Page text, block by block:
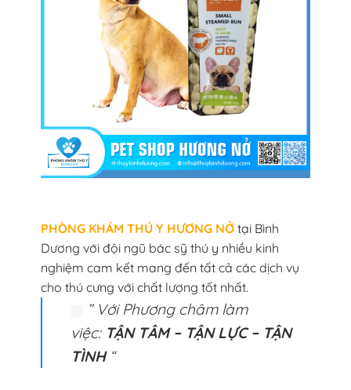
PHÒNG KHÁM THÚ Y HƯƠNG NỞtại Bình
Dương với đội ngũ bác sỹ thú y nhiều kinh
nghiệm cam kết mang đến tất cả các dịch vụ
cho thú cưng với chất lượng tốt nhất.
” Với Phương châm làm
việc: TẬN TÂM – TẬN LỰC – TẬN
TÌNH“